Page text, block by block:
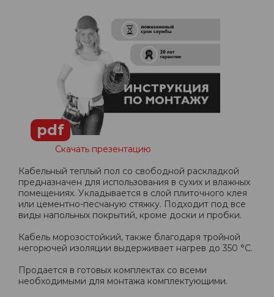
pdf
Скачать презентацию
Кабельный теплый пол со свободной раскладкой
предназначен для использования в сухих и влажных
помещениях. Укладывается в слой плиточного клея
или цементно-песчаную стяжку. Подходит под все
виды напольных покрытий, кроме доски и пробки.
Кабель морозостойкий, также благодаря тройной
негорючей изоляции выдерживает нагрев до 350 °C.
Продается в готовых комплектах со всеми
необходимыми для монтажа комплектующими.